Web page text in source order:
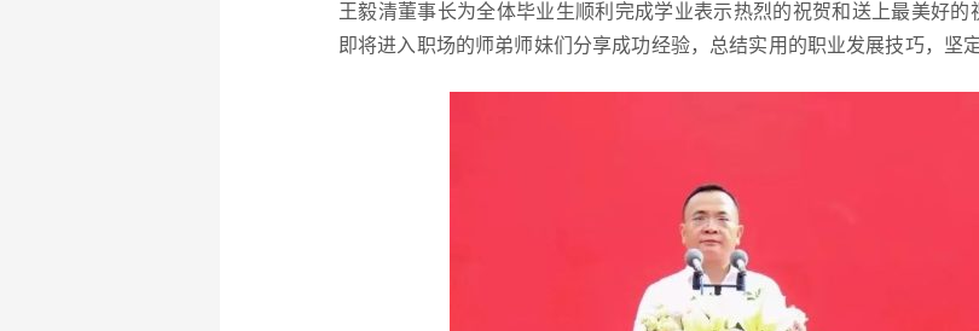
王毅清董事长为全体毕业生顺利完成学业表示热烈的祝贺和送上最美好
即将进入职场的师弟师妹们分享成功经验，总结实用的职业发展技巧，坚